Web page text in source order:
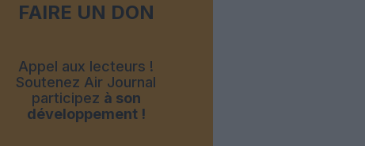
FAIRE UN DON
Appel aux lecteurs !
Soutenez Air Journal
participez à son
développement !